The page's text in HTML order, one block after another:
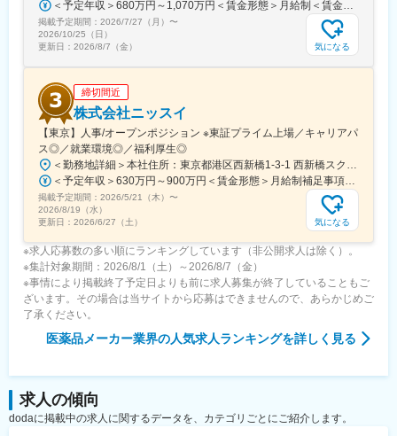
＜予定年収＞680万円～1,070万円＜賃金形態＞月給制＜賃金内訳＞月額（基本給）：335,000円～530,000円＜月給＞335,000円～530,000円＜昇給有無＞有＜残業手当＞有＜給与補足＞※年収概算には想定残業時間20時間分を含む・2025年度 全社平均残業時間：20時間・残業代全額支給（管理監督職については対象外)・賞与6か月分（2025年度実績）賃金はあくまでも目安の金額であり、選考を通じて上下する可能性があります。月給(月額)は固定手当を含めた表記です。
掲載予定期間： 2026/7/27（月） 〜
2026/10/25（日）
更新日： 2026/8/7（金） 気になる
締切間近
株式会社ニッスイ
【東京】人事/オープンポジション ※東証プライム上場／キャリアパ
ス◎／就業環境◎／福利厚生◎
＜勤務地詳細＞本社住所：東京都港区西新橋1-3-1 西新橋スクエア勤務地最寄駅：東京メトロ線／内幸町駅受動喫煙対策：屋内全面禁煙変更の範囲：会社の定める事業所（リモートワーク含む）
＜予定年収＞630万円～900万円＜賃金形態＞月給制補足事項なし＜賃金内訳＞月額（基本給）：330,000円～448,000円＜月給＞330,000円～448,000円＜昇給有無＞有＜残業手当＞有＜給与補足＞※給与詳細は、経験・経歴を考慮のうえ、決定します。■賞与：年2回（6月・12月）※2026年 度見込（ 6.0ヶ月）※時間外、法定外休日勤務をした場合は30%の割増手当支給法定休日勤務の場合は、35%の割増手当支給賃金はあくまでも目安の金額であり、選考を通じて上下する可能性があります。月給(月額)は固定手当を含めた表記です。
掲載予定期間： 2026/5/21（木） 〜
2026/8/19（水）
更新日： 2026/6/27（土） 気になる
※求人応募数の多い順にランキングしています（非公開求人は除く）。
※集計対象期間：2026/8/1（土）～2026/8/7（金）
※事情により掲載終了予定日よりも前に求人募集が終了していることもご
ざいます。その場合は当サイトから応募はできませんので、あらかじめご
了承ください。
医薬品メーカー業界の人気求人ランキングを詳しく見る
求人の傾向
dodaに掲載中の求人に関するデータを、カテゴリごとにご紹介します。